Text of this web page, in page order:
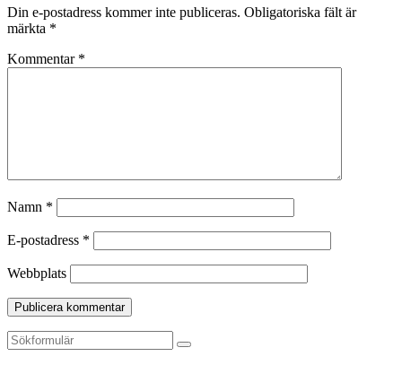
Din e-postadress kommer inte publiceras. Obligatoriska fält är
märkta *
Kommentar *
Namn *
E-postadress *
Webbplats
Sök